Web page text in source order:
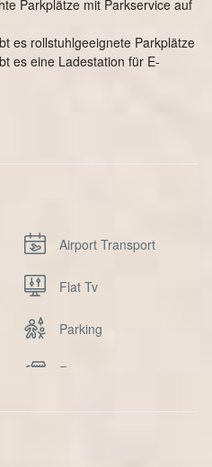
Parkplätze mit Parkservice auf
es rollstuhlgeeignete Parkplätze
es eine Ladestation für E-
Airport Transport
Flat Tv
Parking
Restaurant